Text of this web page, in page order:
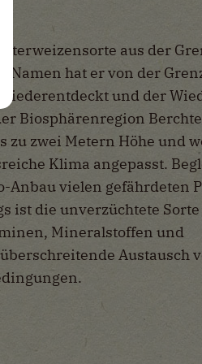
aus der
Namen hat er von der
wiederentdeckt und der
Biosphärenregion
zu zwei Metern Höhe und
Klima angepasst.
vielen gefährdeten
ist die unverzüchtete Sorte
Mineralstoffen und
Austausch